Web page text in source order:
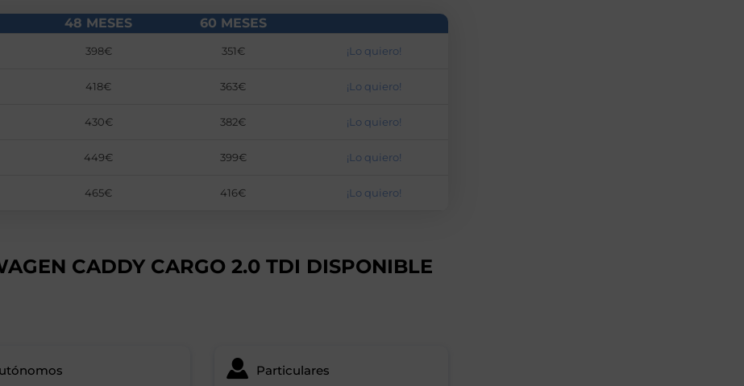
48 MESES
60 MESES
398€ 351€ ¡Lo quiero!
418€ 363€ ¡Lo quiero!
430€ 382€ ¡Lo quiero!
449€ 399€ ¡Lo quiero!
465€ 416€ ¡Lo quiero!
CADDY CARGO 2.0 TDI DISPONIBLE
Particulares